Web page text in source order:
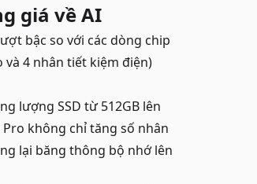
giá về AI
bậc so với các dòng chip
và 4 nhân tiết kiệm điện)
lượng SSD từ 512GB lên
Pro không chỉ tăng số nhân
lại băng thông bộ nhớ lên